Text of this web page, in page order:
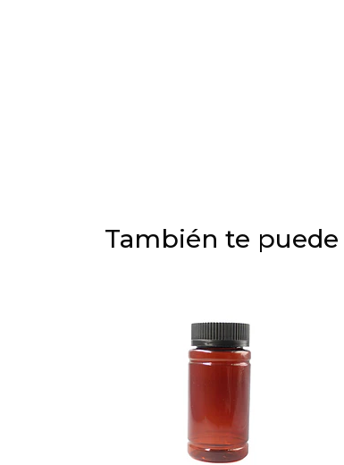
También te